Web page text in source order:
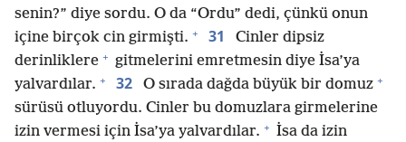
senin?” diye sordu. O da “Ordu” dedi, çünkü onun
içine birçok cin girmişti. + 31
Cinler dipsiz
derinliklere + gitmelerini emretmesin diye İsa’ya
yalvardılar. + 32 O sırada dağda büyük bir domuz +
sürüsü otluyordu. Cinler bu domuzlara girmelerine
izin vermesi için İsa’ya yalvardılar. + İsa da izin